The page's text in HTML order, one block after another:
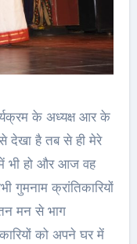
के अध्यक्ष आर के
देखा है तब से ही मेरे
भी हो और आज वह
गुमनाम क्रांतिकारियों
मन से भाग
को अपने घर में